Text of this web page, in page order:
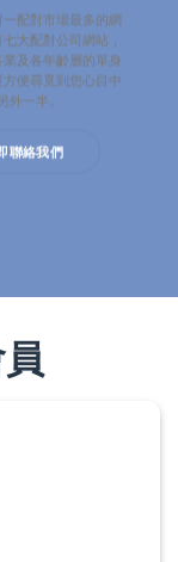
配對市場最多的網
七大配對公司網站，
及各年齡層的單身
方便尋覓到您心目中
外一半。
聯絡我們